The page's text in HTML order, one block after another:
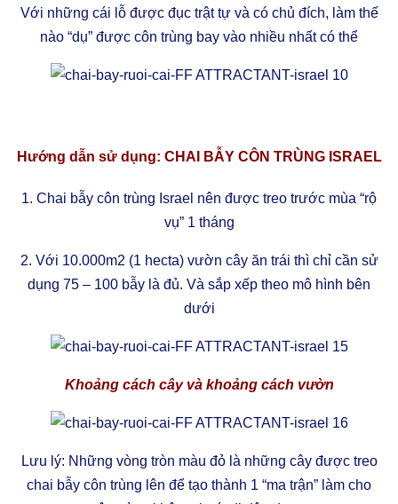
Với những cái lỗ được đục trật tự và có chủ đích, làm thế
nào “dụ” được côn trùng bay vào nhiều nhất có thể
Hướng dẫn sử dụng: CHAI BẪY CÔN TRÙNG ISRAEL
1. Chai bẫy côn trùng Israel nên được treo trước mùa “rộ
vụ” 1 tháng
2. Với 10.000m2 (1 hecta) vườn cây ăn trái thì chỉ cần sử
dụng 75 – 100 bẫy là đủ. Và sắp xếp theo mô hình bên
dưới
Khoảng cách cây và khoảng cách vườn
Lưu lý: Những vòng tròn màu đỏ là những cây được treo
chai bẫy côn trùng lên để tạo thành 1 “ma trận” làm cho